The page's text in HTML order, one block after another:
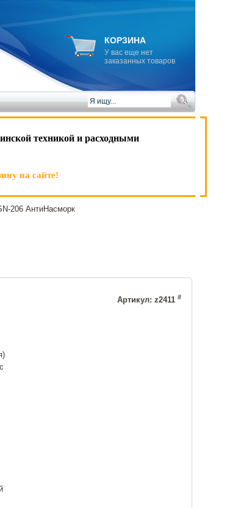
КОРЗИНА
У вас еще нет
заказанных товаров
техникой и расходными
на сайте!
206 АнтиНасморк
Артикул: z2411 #